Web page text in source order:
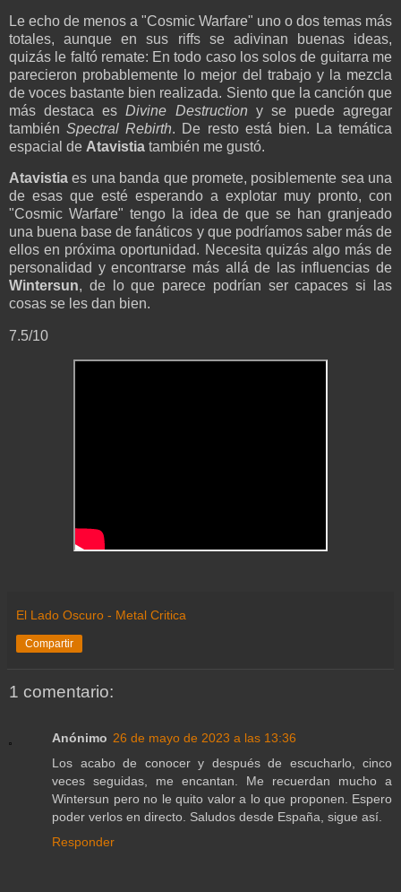
Le echo de menos a "Cosmic Warfare" uno o dos temas más
totales, aunque en sus riffs se adivinan buenas ideas,
quizás le faltó remate: En todo caso los solos de guitarra me
parecieron probablemente lo mejor del trabajo y la mezcla
de voces bastante bien realizada. Siento que la canción que
más destaca esDivine Destruction y se puede agregar
tambiénSpectral Rebirth. De resto está bien. La temática
espacial de Atavistia también me gustó.
Atavistia es una banda que promete, posiblemente sea una
de esas que esté esperando a explotar muy pronto, con
"Cosmic Warfare" tengo la idea de que se han granjeado
una buena base de fanáticos y que podríamos saber más de
ellos en próxima oportunidad. Necesita quizás algo más de
personalidad y encontrarse más allá de las influencias de
Wintersun, de lo que parece podrían ser capaces si las
cosas se les dan bien.
7.5/10
El Lado Oscuro - Metal Critica
Compartir
1 comentario:
Anónimo 26 de mayo de 2023 a las 13:36
Los acabo de conocer y después de escucharlo, cinco
veces seguidas, me encantan. Me recuerdan mucho a
Wintersun pero no le quito valor a lo que proponen. Espero
poder verlos en directo. Saludos desde España, sigue así.
Responder